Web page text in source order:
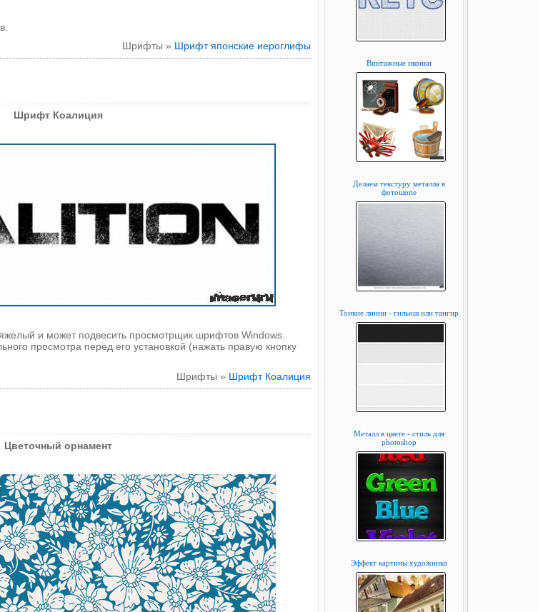
Шрифты » Шрифт японские иероглифы
Шрифт Коалиция
и может подвесить просмотрщик шрифтов Windows.
просмотра перед его установкой (нажать правую кнопку
Шрифты » Шрифт Коалиция
Цветочный орнамент
Винтажные иконки
Делаем текстуру металла в
фотошопе
Тонкие линии - гильош или тангир
Металл в цвете - стиль для
photoshop
Эффект картины художника